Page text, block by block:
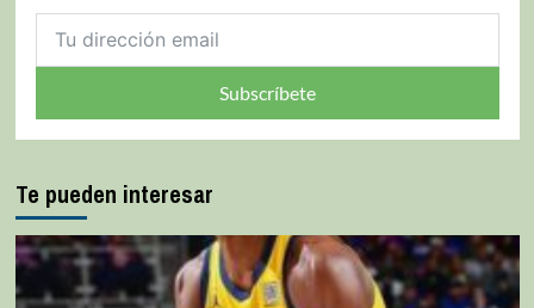
Subscríbete
Te pueden interesar